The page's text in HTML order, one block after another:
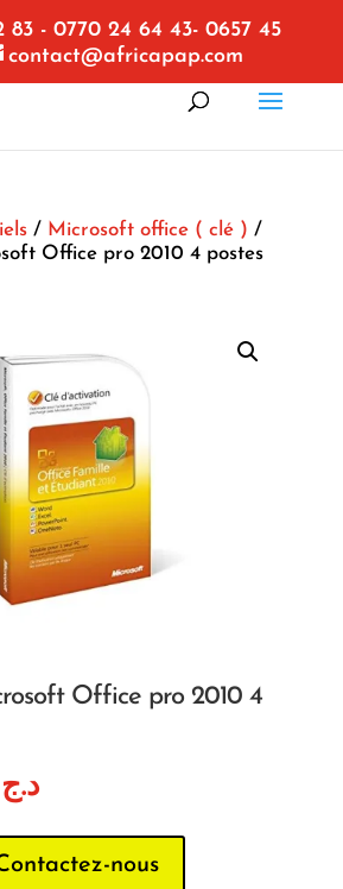
83 - 0770 24 64 43- 0657 45
contact@africapap.com
/ Microsoft office ( clé ) /
Office pro 2010 4 postes
Office pro 2010 4
د.ج
nous